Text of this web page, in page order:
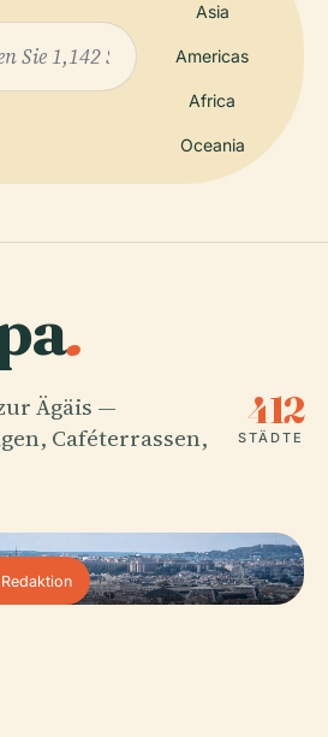
Asia
Americas
Africa
Oceania
.
Ägäis —
Caféterrassen,
412
STÄDTE